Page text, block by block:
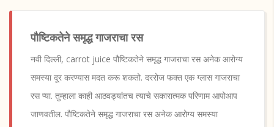
पौष्टिकतेने समृद्ध गाजराचा रस
नवी दिल्ली, carrot juice पौष्टिकतेने समृद्ध गाजराचा रस अनेक आरोग्य
समस्या दूर करण्यास मदत करू शकतो. दररोज फक्त एक ग्लास गाजराचा
रस प्या. तुम्हाला काही आठवड्यांतच त्याचे सकारात्मक परिणाम आपोआप
जाणवतील. पौष्टिकतेने समृद्ध गाजराचा रस अनेक आरोग्य समस्या